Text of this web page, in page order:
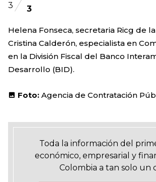
3 3
Helena Fonseca, secretaria Ricg de la
Cristina Calderón, especialista en
en la División Fiscal del Banco
Desarrollo (BID).
Foto: Agencia de Contratación
Toda la información del
económico, empresarial y
Colombia a tan solo un